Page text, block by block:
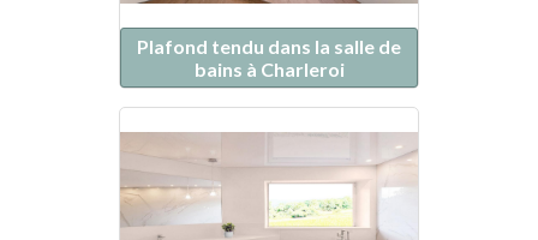
Plafond tendu dans la salle de
bains à Charleroi